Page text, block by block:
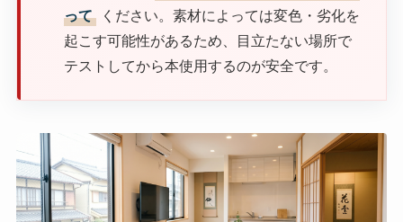
って ください。素材によっては変色・劣化を
起こす可能性があるため、目立たない場所で
テストしてから本使用するのが安全です。